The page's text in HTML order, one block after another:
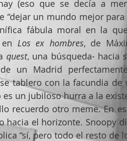
(eso que se decía a
“dejar un mundo mejor para
fábula moral en la
Los ex hombres, de
quest, una búsqueda- hacia
un Madrid
tablero con la facundia
un jubiloso hurra a la
recuerdo otro meme. En
hacia el horizonte. Snoopy
“sí, pero todo el resto de